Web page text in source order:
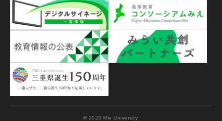
© 2023 Mie University.